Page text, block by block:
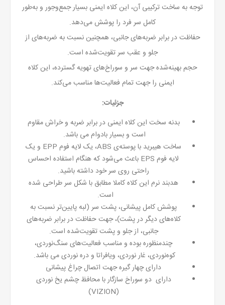
توجه به ساخت ترکیبی آن، این کلاه ایمنی بسیار جمع‌وجور و به‌طور
کامل سر فرد را پوشش می‌دهد.
حفاظت در برابر ضربه‌های جانبی، همچنین نسبت به ضربه‌های از
جلو و عقب سر تقویت‌شده است.
حجم بهینه‌شده جهت سر و سوراخ‌های تهویه گسترده، این کلاه
ایمنی را جهت تمام فعالیت‌ها مناسب می‌کند.
جزئیات:
بدنه سخت این کلاه ایمنی در برابر ضربه و خراش مقاوم
است و بسیار بادوام می باشد.
ساخت هیبرید با پوسته‌ی ABS، یک لایه فوم EPP و یک
لایه فوم EPS باعث می‌شود که هنگام استفاده احساس
راحتی روی سر خود داشته باشید.
هدبند نرم این کلاه کاملا مطابق با شکل سر طراحی شده
است.
پوشش کامل پیشانی، پشت سر (لبه پایین‌تر نسبت به
کلاه‌های دیگر در پشت)، جهت حفاظت در برابر ضربه‌های
جانبی، از جلو و پشت تقویت‌شده است.
چندمنظوره بوده و مناسب فعالیت‌های سنگ‌نوردی،
کوه‌نوردی، غار نوردی، ویافراتا و دره نوردی می باشد.
دارای چهار گیره جهت اتصال چراغ پیشانی
دارای دو سوراخ سازگار با محافظ چشم یخ نوردی
(VIZION)